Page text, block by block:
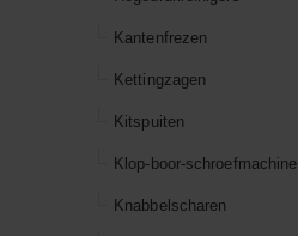
Kantenfrezen
Kettingzagen
Kitspuiten
Klop-boor-schroefmachine
Knabbelscharen